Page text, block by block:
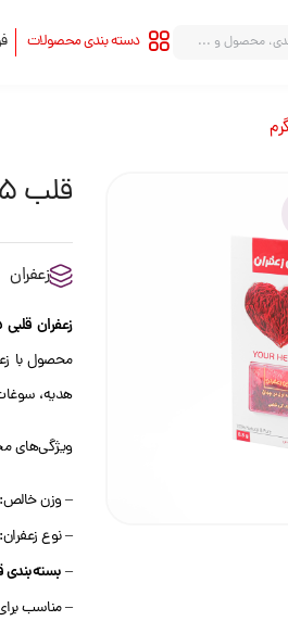
دسته بندی محصولات
قلب 0.5 گرم
زعفران
زعفران قلبی 0.5 گرمی
محصول با
هدیه،
ویژگی‌های
– وزن خالص:
– نوع زعفران:
–بسته‌بندی
– مناسب